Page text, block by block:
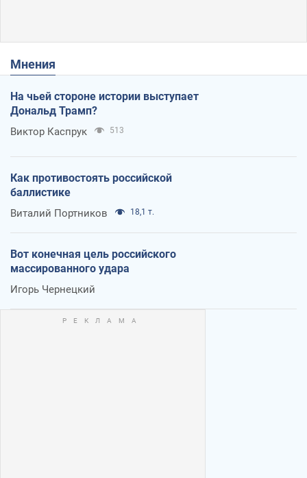
Мнения
На чьей стороне истории выступает
Дональд Трамп?
Виктор Каспрук 513
Как противостоять российской
баллистике
Виталий Портников 18,1 т.
Вот конечная цель российского
массированного удара
Игорь Чернецкий